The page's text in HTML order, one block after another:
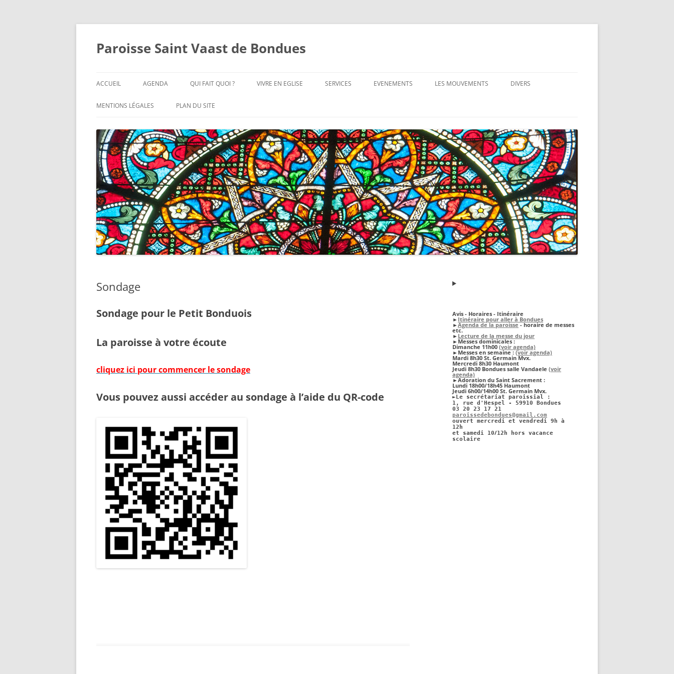
Aller
Paroisse Saint Vaast de Bondues
ACCUEIL
BIENVENUE
HISTORIQUE CURÉS
AGENDA
ITINÉRAIRE
QUI FAIT QUOI ?
QUI SONT-ILS ?
CONTACT
FICHIER D’ADRESSES
VIVRE EN EGLISE
MARIAGE PRÉPARATION AU MARIAGE
MARIAGE CIVIL ET MARIAGE
CATHOLIQUE
SÉPARÉ(E), DIVORCÉ(E), REMARIÉ(E)
DIACRE ET DIACONAT
SACREMENT DE RÉCONCILIATION
SACREMENT DES MALADES
ANIMATION LITURGIQUE
CATECHISME
AUMÔNERIE DE L’ENSEIGNEMENT
PUBLIC DE MOUVAUX-BONDUES
CATÉCHUMÉNAT
CHORALE » MAGNIFICAT «
SERVICES
EQUIPE ACCUEIL
FINANCE
SERVICES TECHNIQUES
APPEL_AUX_BÉNÉVOLES
EVENEMENTS LES MOUVEMENTS
A.C.I.
CHEMIN NEUF
COMMUNAUTÉ DE VIE
CHRÉTIENNE
EQUIPES NOTRE-DAME
FRATERNITES
M.C.C.
S.E.M.
AUTRES MOUVEMENTS
DIVERS
ECOLE
SITES À VISITER
RÉFLEXIONS
DOCUMENTS À TÉLÉCHARGER
FEUILLE DE MESSE
MENTIONS LÉGALES PLAN DU SITE
Sondage
Sondage pour le Petit Bonduois
La paroisse à votre écoute
cliquez ici pour commencer le sondage
Vous pouvez aussi accéder au sondage à l’aide du QR-code
Avis - Horaires - Itinéraire
► Itinéraire pour aller à Bondues
► Agenda de la paroisse- horaire de messes
etc.
► Lecture de la messe du jour
► Messes dominicales:
Dimanche 11h00 (voir agenda)
► Messes en semaine : (voir agenda)
Mardi 8h30 St. Germain Mvx.
Mercredi 8h30 Haumont
Jeudi 8h30 Bondues salle Vandaele (voir
agenda)
►Adoration du Saint Sacrement :
Lundi 18h00/18h45 Haumont
Jeudi 6h00/14h00 St. Germain Mvx.
►Le secrétariat paroissial :
1, rue d'Hespel - 59910 Bondues
03 20 23 17 21
paroissedebondues@gmail.com
ouvert mercredi et vendredi 9h à
12h
et samedi 10/12h hors vacance
scolaire